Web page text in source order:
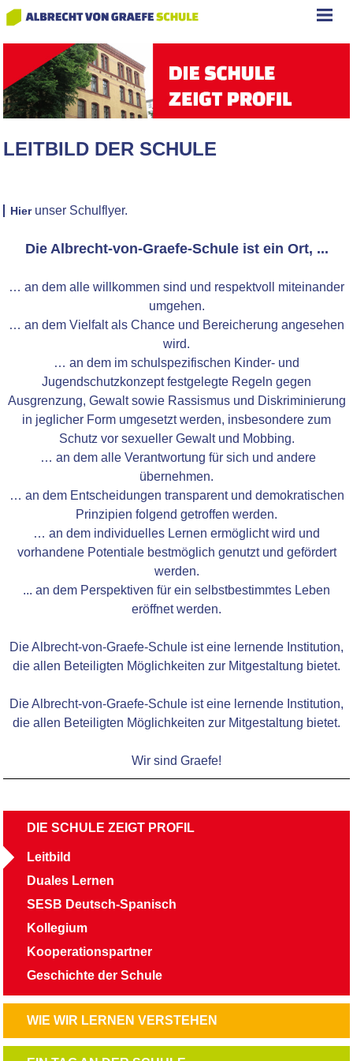
LEITBILD DER SCHULE
Hierunser Schulflyer.
Die Albrecht-von-Graefe-Schule ist ein Ort, ...
… an dem alle willkommen sind und respektvoll miteinander
umgehen.
… an dem Vielfalt als Chance und Bereicherung angesehen
wird.
… an dem im schulspezifischen Kinder- und
Jugendschutzkonzept festgelegte Regeln gegen
Ausgrenzung, Gewalt sowie Rassismus und Diskriminierung
in jeglicher Form umgesetzt werden, insbesondere zum
Schutz vor sexueller Gewalt und Mobbing.
… an dem alle Verantwortung für sich und andere
übernehmen.
… an dem Entscheidungen transparent und demokratischen
Prinzipien folgend getroffen werden.
… an dem individuelles Lernen ermöglicht wird und
vorhandene Potentiale bestmöglich genutzt und gefördert
werden.
... an dem Perspektiven für ein selbstbestimmtes Leben
eröffnet werden.
Die Albrecht-von-Graefe-Schule ist eine lernende Institution,
die allen Beteiligten Möglichkeiten zur Mitgestaltung bietet.
Die Albrecht-von-Graefe-Schule ist eine lernende Institution,
die allen Beteiligten Möglichkeiten zur Mitgestaltung bietet.
Wir sind Graefe!
NAVIGATION
DIE SCHULE ZEIGT PROFIL
Leitbild
Duales Lernen
SESB Deutsch-Spanisch
Kollegium
Kooperationspartner
Geschichte der Schule
NAVIGATION
ÜBERSPRINGEN
WIE WIR LERNEN VERSTEHEN